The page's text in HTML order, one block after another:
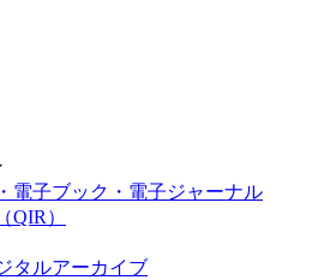
電子ブック・電子ジャーナル
QIR）
タルアーカイブ